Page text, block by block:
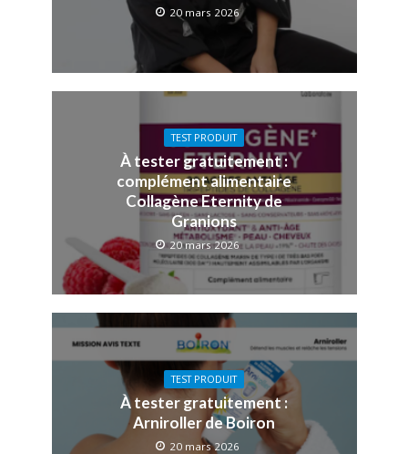
20 mars 2026
TEST PRODUIT
À tester gratuitement :
complément alimentaire
Collagène Eternity de
Granions
20 mars 2026
TEST PRODUIT
À tester gratuitement :
Arniroller de Boiron
20 mars 2026